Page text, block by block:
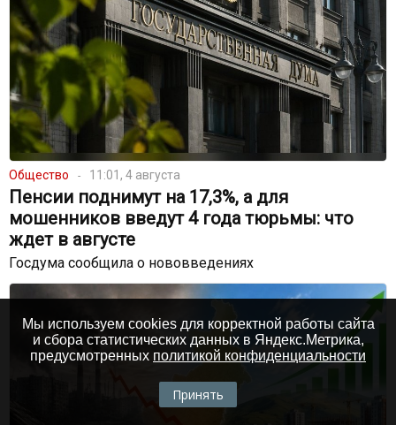
Общество 11:01, 4 августа
Пенсии поднимут на 17,3%, а для
мошенников введут 4 года тюрьмы: что
ждет в августе
Госдума сообщила о нововведениях
Мы используем cookies для корректной работы сайта
и сбора статистических данных в Яндекс.Метрика,
предусмотренных политикой конфиденциальности
Принять